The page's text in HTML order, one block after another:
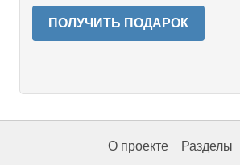
ПОЛУЧИТЬ ПОДАРОК
О проекте Разделы